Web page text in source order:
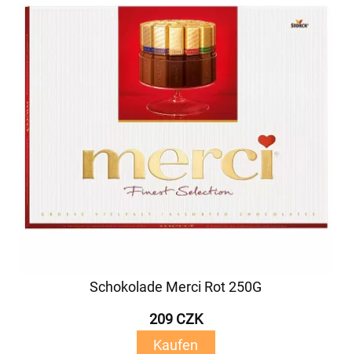
Schokolade Merci Rot 250G
209 CZK
Kaufen